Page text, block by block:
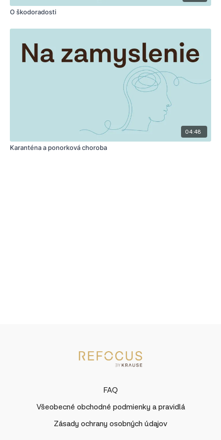
O škodoradosti
04:48
Karanténa a ponorková choroba
FAQ
Všeobecné obchodné podmienky a pravidlá
Zásady ochrany osobných údajov